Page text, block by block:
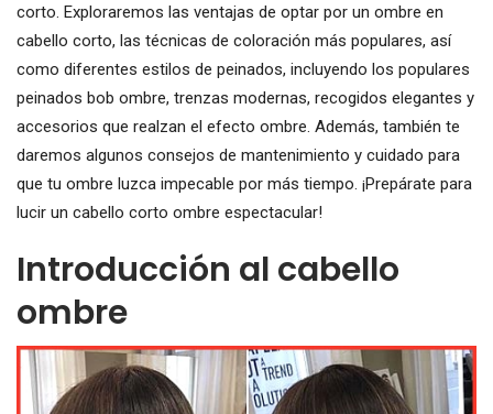
corto. Exploraremos las ventajas de optar por un ombre en
cabello corto, las técnicas de coloración más populares, así
como diferentes estilos de peinados, incluyendo los populares
peinados bob ombre, trenzas modernas, recogidos elegantes y
accesorios que realzan el efecto ombre. Además, también te
daremos algunos consejos de mantenimiento y cuidado para
que tu ombre luzca impecable por más tiempo. ¡Prepárate para
lucir un cabello corto ombre espectacular!
Introducción al cabello
ombre